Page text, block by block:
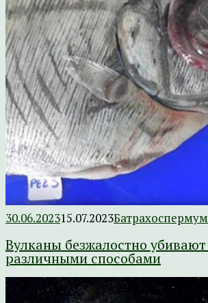
30.06.202315.07.2023Батрахоспермум
Вулканы безжалостно
различными способами